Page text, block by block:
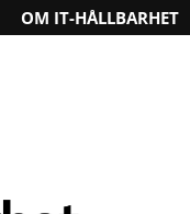
OM IT-HÅLLBARHET